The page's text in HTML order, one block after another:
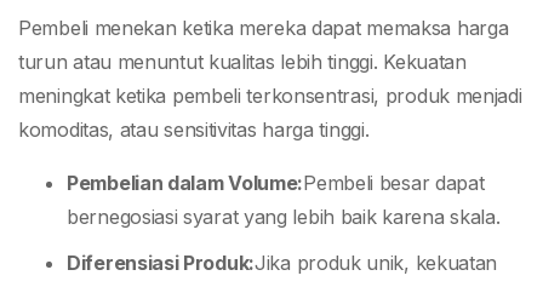
Pembeli menekan ketika mereka dapat memaksa harga
turun atau menuntut kualitas lebih tinggi. Kekuatan
meningkat ketika pembeli terkonsentrasi, produk menjadi
komoditas, atau sensitivitas harga tinggi.
Pembelian dalam Volume:Pembeli besar dapat
bernegosiasi syarat yang lebih baik karena skala.
Diferensiasi Produk:Jika produk unik, kekuatan